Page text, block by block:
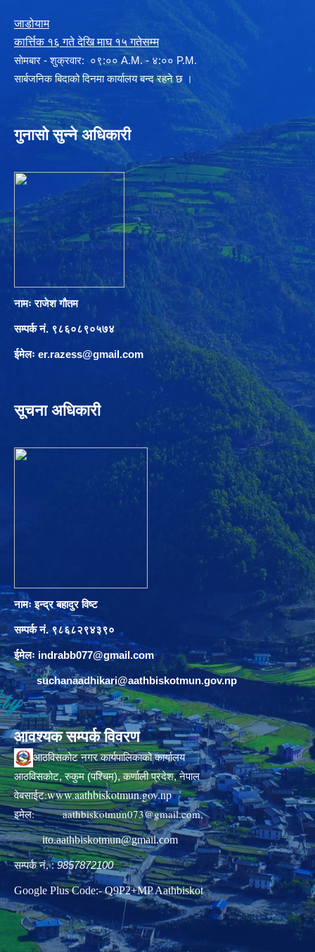
जाडोयाम
कार्त्तिक १६ गते देखि माघ १५ गतेसम्म
साेमबार - शुक्रवार: ०९:०० A.M. - ४:०० P.M.
सार्बजनिक बिदाको दिनमा कार्यालय बन्द रहने छ ।
गुनासो सुन्ने अधिकारी
नामः राजेश गौतम
सम्पर्क नं. ९८६०८९०५७४
ईमेलः er.razess@gmail.com
सूचना अधिकारी
नामः इन्द्र बहादुर विष्ट
सम्पर्क नं. ९८६८२९४३९०
ईमेलः indrabb077@gmail.com
suchanaadhikari@aathbiskotmun.gov.np
आवश्यक सम्पर्क विवरण
आठविसकोट नगर कार्यपालिकाको कार्यालय
आठविसकोट, रुकुम (पश्चिम), कर्णाली प्रदेश, नेपाल
वेबसाईट:www.aathbiskotmun.gov.np
इमेल:aathbiskotmun073@gmail.com,
ito.aathbiskotmun@gmail.com
सम्पर्क नं. :9857872100
Google Plus Code:- Q9P2+MP Aathbiskot